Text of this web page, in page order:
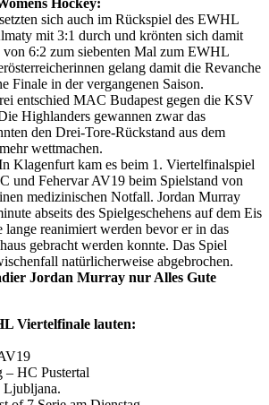
sich auch im Rückspiel des EWHL
mit 3:1 durch und krönten sich damit
von 6:2 zum siebenten Mal zum EWHL
gelang damit die Revanche
Finale in der vergangenen Saison.
entschied MAC Budapest gegen die KSV
Highlanders gewannen zwar das
den Drei-Tore-Rückstand aus dem
wettmachen.
Klagenfurt kam es beim 1. Viertelfinalspiel
und Fehervar AV19 beim Spielstand von
medizinischen Notfall. Jordan Murray
abseits des Spielgeschehens auf dem Eis
lange reanimiert werden bevor er in das
gebracht werden konnte. Das Spiel
natürlicherweise abgebrochen.
Jordan Murray nur Alles Gute
Viertelfinale lauten:
– HC Pustertal